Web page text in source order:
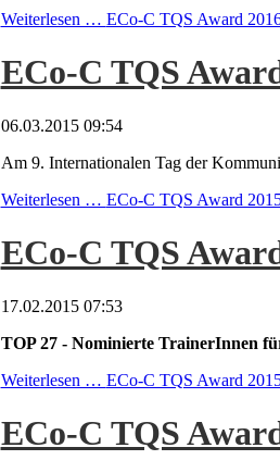
Weiterlesen … ECo-C TQS Award
ECo-C TQS
06.03.2015 09:54
Am 9. Internationalen Tag der
Weiterlesen … ECo-C TQS Award
ECo-C TQS
17.02.2015 07:53
TOP 27 - Nominierte TrainerInnen
Weiterlesen … ECo-C TQS Award
ECo-C TQS